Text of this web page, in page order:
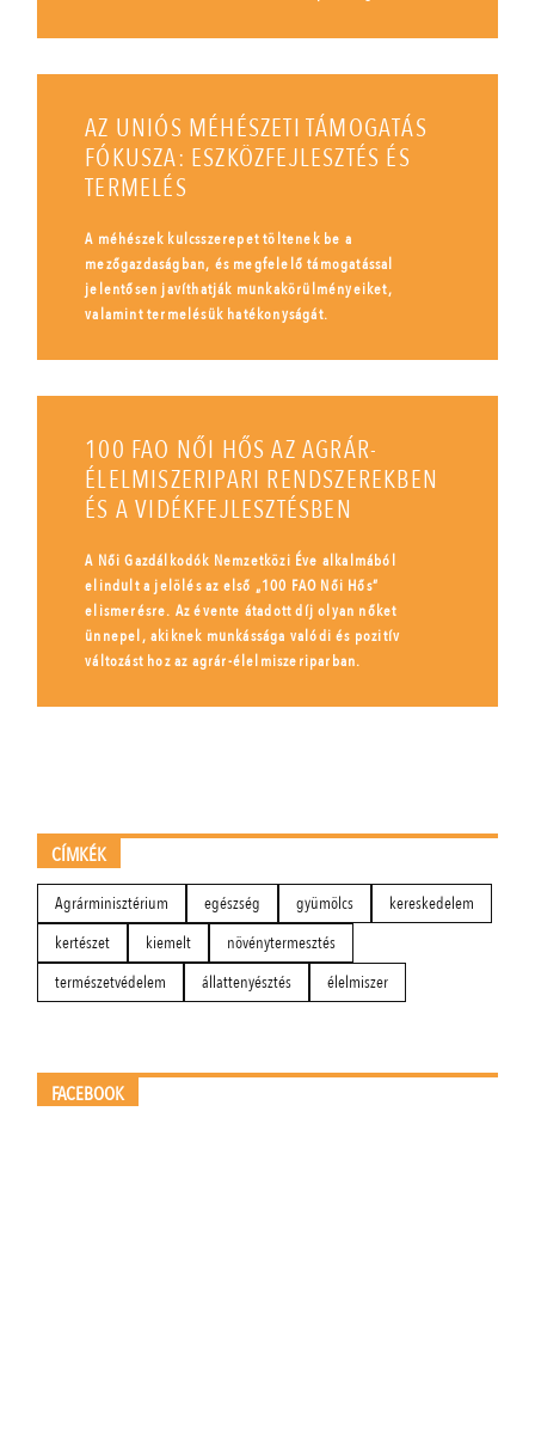
AZ UNIÓS MÉHÉSZETI TÁMOGATÁS
FÓKUSZA: ESZKÖZFEJLESZTÉS ÉS
TERMELÉS
A méhészek kulcsszerepet töltenek be a
mezőgazdaságban, és megfelelő támogatással
jelentősen javíthatják munkakörülményeiket,
valamint termelésük hatékonyságát.
100 FAO NŐI HŐS AZ AGRÁR-
ÉLELMISZERIPARI RENDSZEREKBEN
ÉS A VIDÉKFEJLESZTÉSBEN
A Női Gazdálkodók Nemzetközi Éve alkalmából
elindult a jelölés az első „100 FAO Női Hős”
elismerésre. Az évente átadott díj olyan nőket
ünnepel, akiknek munkássága valódi és pozitív
változást hoz az agrár-élelmiszeriparban.
CÍMKÉK
Agrárminisztérium egészség gyümölcs
kereskedelem
kertészet
kiemelt
növénytermesztés
természetvédelem
állattenyésztés élelmiszer
FACEBOOK